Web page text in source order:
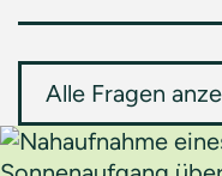
Alle Fragen